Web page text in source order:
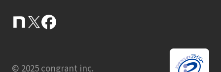
© 2025 congrant inc.